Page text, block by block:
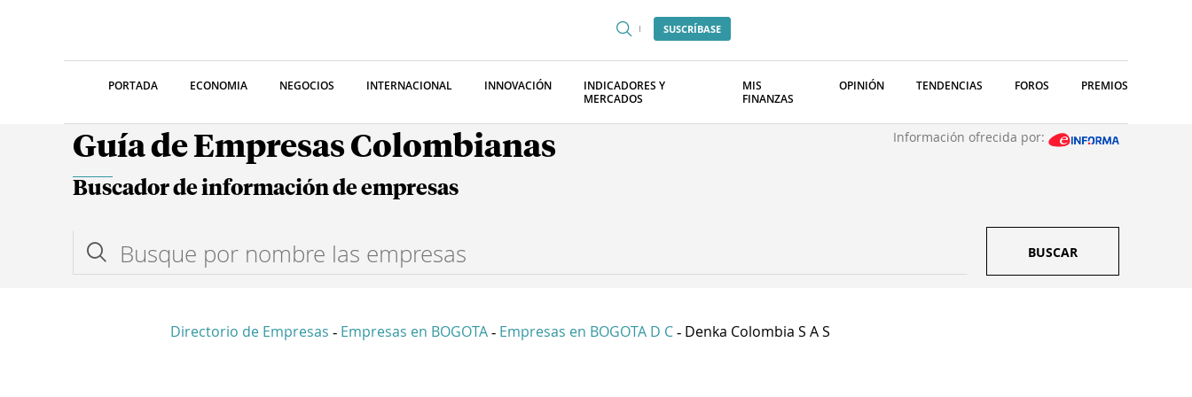
SUSCRÍBASE
PORTADA ECONOMIA NEGOCIOS INTERNACIONAL INNOVACIÓN
INDICADORES Y
MERCADOS
MIS
FINANZAS
OPINIÓN TENDENCIAS FOROS PREMIOS
Guía de Empresas Colombianas Información ofrecida por:
Buscador de información de empresas
BUSCAR
Directorio de Empresas - Empresas en BOGOTA - Empresas en BOGOTA D C - Denka Colombia S A S